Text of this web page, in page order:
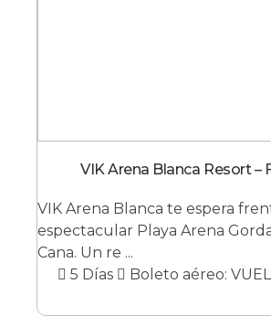
VIK Arena Blanca Resort –
VIK Arena Blanca te espera
espectacular Playa Arena
Cana. Un re ...
5 Días
Boleto aéreo: